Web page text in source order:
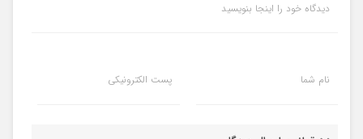
دیدگاه خود را اینجا بنویسید
نام شما پست الکترونیکی